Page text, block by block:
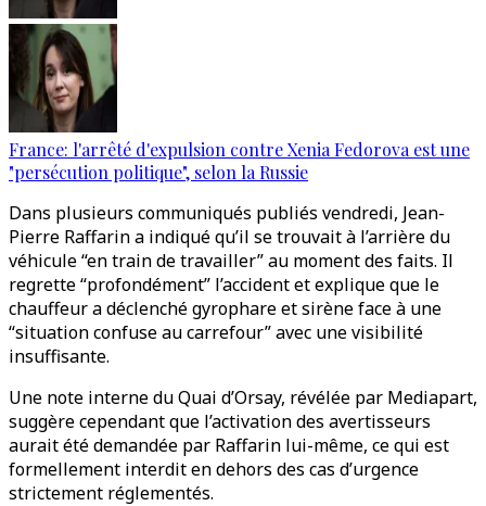
France: l'arrêté d'expulsion contre Xenia Fedorova est une
"persécution politique", selon la Russie
Dans plusieurs communiqués publiés vendredi, Jean-
Pierre Raffarin a indiqué qu’il se trouvait à l’arrière du
véhicule “en train de travailler” au moment des faits. Il
regrette “profondément” l’accident et explique que le
chauffeur a déclenché gyrophare et sirène face à une
“situation confuse au carrefour” avec une visibilité
insuffisante.
Une note interne du Quai d’Orsay, révélée par Mediapart,
suggère cependant que l’activation des avertisseurs
aurait été demandée par Raffarin lui-même, ce qui est
formellement interdit en dehors des cas d’urgence
strictement réglementés.